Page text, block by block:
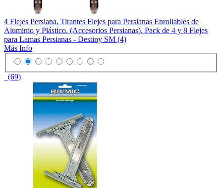
4 Flejes Persiana, Tirantes Flejes para Persianas Enrollables de
Aluminio y Plástico. (Accesorios Persianas). Pack de 4 y 8 Flejes
para Lamas Persianas - Destiny SM (4)
Más Info
(69)